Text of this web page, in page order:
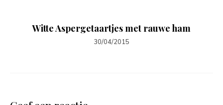
Witte Aspergetaartjes met rauwe ham
30/04/2015